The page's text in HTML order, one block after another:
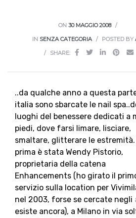
ON 30 MAGGIO 2008
IN SENZA CATEGORIA POSTED BY
SHARE:
..da qualche anno a questa
italia sono sbarcate le nail
luoghi del benessere dedicati a
piedi, dove farsi limare, lisciare,
smaltare, glitterare le estremità.
prima è stata Wendy Pistorio,
proprietaria della catena
Enhancements (ho girato il
servizio sulla location per
nel 2003, forse se cercate negli
esiste ancora), a Milano in via